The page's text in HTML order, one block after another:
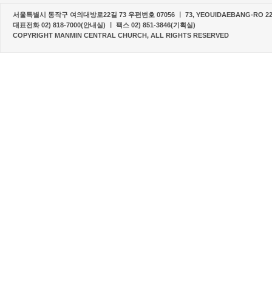
서울특별시 동작구 여의대방로22길 73 우편번호 07056 ㅣ 73, YEOUIDAEBANG-RO
대표전화 02) 818-7000(안내실) ㅣ 팩스 02) 851-3846(기획실)
COPYRIGHT MANMIN CENTRAL CHURCH, ALL RIGHTS RESERVED